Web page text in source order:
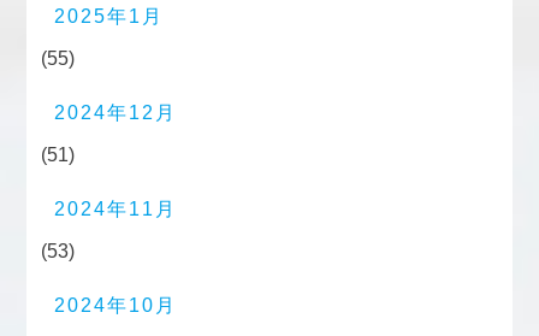
2025年1月
(55)
2024年12月
(51)
2024年11月
(53)
2024年10月